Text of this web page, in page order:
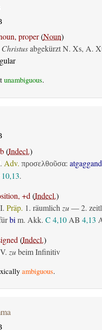
proper(Noun)
Christusabgekürzt N. Xs, A.
unambiguous.
(Indecl.)
Adv. προσελθοῦσα:
.
+d (Indecl.)
Präp. 1. räumlich zu— 2.
bi m. Akk. C 4,10 AB 4,13
(Indecl.)
zubeim Infinitiv
ambiguous.